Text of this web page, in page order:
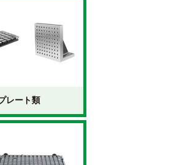
レート類